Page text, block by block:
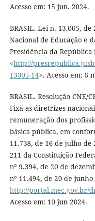
Acesso em: 15 jun. 2024.
BRASIL. Lei n. 13.005,
Nacional de Educação e
Presidência da
<http://
13005-14>. Acesso em: 6
BRASIL. Resolução CNE/
Fixa as diretrizes
remuneração dos
básica pública, em
11.738, de 16 de julho de
211 da Constituição
nº 9.394, de 20 de
nº 11.494, de 20 de
http://portal.mec.gov.br/
Acesso em: 10 jun 2024.